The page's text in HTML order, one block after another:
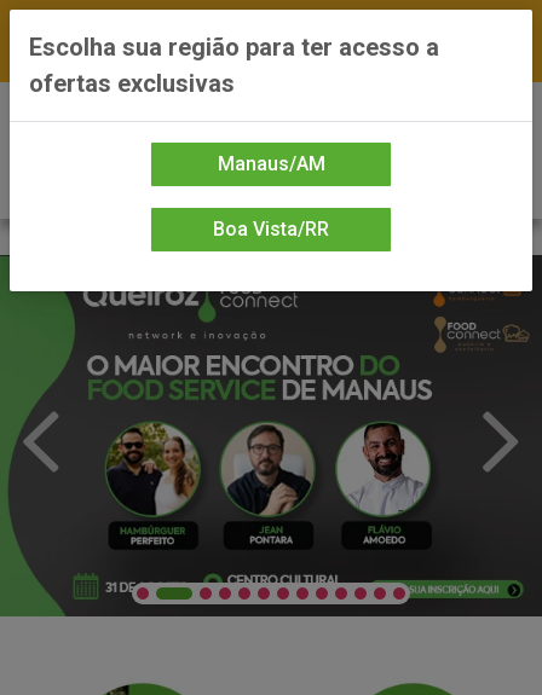
*Preços exclusivos do site — Entrega em até 24h
Escolha sua região para ter acesso a
ofertas exclusivas
Manaus/AM
Boa Vista/RR